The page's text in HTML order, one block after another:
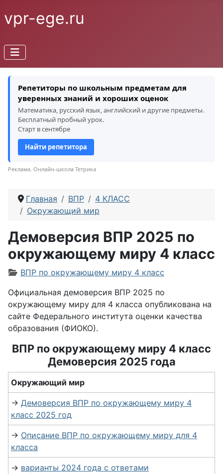
vpr-ege.ru
Репетиторы по школьным предметам для
уверенных знаний и хороших оценок
Математика, русский язык, английский и другие предметы.
Бесплатный пробный урок.
Старт в сентябре
Найти репетитора
Реклама. Онлайн-школа Тетрика
Главная ВПР
4 КЛАСС
Окружающий мир
Демоверсия ВПР 2025 по
окружающему миру 4 класс
Информация о материале
ВПР по окружающему миру 4 класс
Официальная демоверсия ВПР 2025 по
окружающему миру для 4 класса опубликована на
сайте Федерального института оценки качества
образования (ФИОКО).
ВПР по окружающему миру 4 класс
Демоверсия 2025 года
Окружающий мир
→ Демоверсия ВПР по окружающему миру 4
класс 2025 год
→ Описание ВПР по окружающему миру для 4
класса
→ варианты 2024 года с ответами